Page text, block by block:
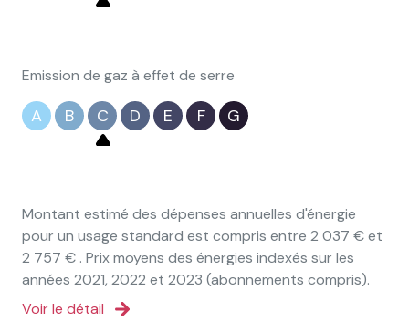
4 parking(s)
exposition Est-Ouest
terrasse
arboré
Emission de gaz à effet de serre
A B C D E F G
Montant estimé des dépenses annuelles d'énergie
pour un usage standard est compris entre 2 037 € et
2 757 € . Prix moyens des énergies indexés sur les
années 2021, 2022 et 2023 (abonnements compris).
Voir le détail